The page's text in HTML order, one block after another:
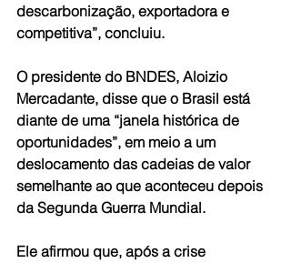
descarbonização, exportadora e
competitiva”, concluiu.
O presidente do BNDES, Aloizio
Mercadante, disse que o Brasil está
diante de uma “janela histórica de
oportunidades”, em meio a um
deslocamento das cadeias de valor
semelhante ao que aconteceu depois
da Segunda Guerra Mundial.
Ele afirmou que, após a crise